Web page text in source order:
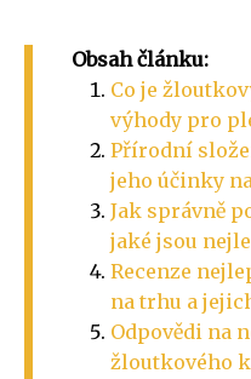
Obsah článku:
Co je
výhody pro
Přírodní
jeho účinky
Jak správně
jaké jsou
Recenze
na trhu a
Odpovědi na
žloutkového